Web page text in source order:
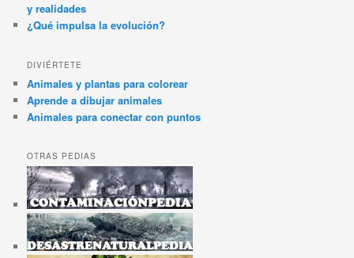
y realidades
¿Qué impulsa la evolución?
DIVIÉRTETE
Animales y plantas para colorear
Aprende a dibujar animales
Animales para conectar con puntos
OTRAS PEDIAS